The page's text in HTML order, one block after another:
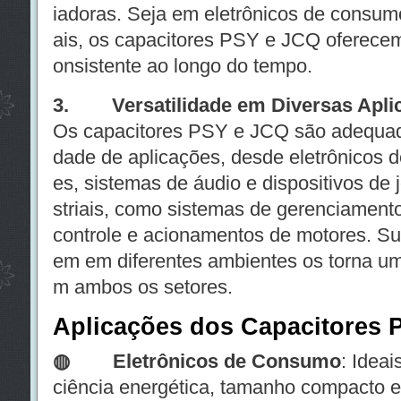
iadoras. Seja em eletrônicos de
ais, os capacitores PSY e JCQ
onsistente ao longo do tempo.
3. Versatilidade em Diversas
Os capacitores PSY e JCQ são
dade de aplicações, desde eletrônicos
es, sistemas de áudio e dispositivos de
striais, como sistemas de
controle e acionamentos de motores.
em em diferentes ambientes os torna
m ambos os setores.
Aplicações dos Capacitores
◍ Eletrônicos de Consumo:
ciência energética, tamanho compacto